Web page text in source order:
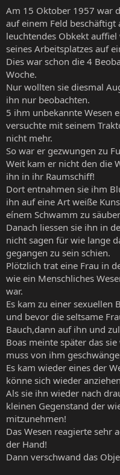
Sichtungen häuften
„Flap“ sprechen
auch von „Träumen“
begegnet sei, mit
befand.
Am 15 Oktober 1957 war
auf einem Feld
leuchtendes Obkekt
seines Arbeitsplatzes auf
Dies war schon die 4
Woche.
Nur wollten sie diesmal
ihn nur beobachten.
5 ihm unbekannte Wesen
versuchte mit seinem
nicht mehr.
So war er gezwungen zu
Weit kam er nicht den die
ihn in ihr Raumschiff!
Dort entnahmen sie ihm
ihn auf eine Art weiße
eínem Schwamm zu
Danach liessen sie ihn in
nicht sagen für wie lange
gegangen zu sein schien.
Plötzlich trat eine Frau in
wie ein Menschliches
war.
Es kam zu einer sexuellen
und bevor die seltsame
Bauch,dann auf ihn und
Boas meinte später das
muss von ihm
Es kam wieder eines der
könne sich wieder
Als sie ihn wieder nach
kleinen Gegenstand der
mitzunehmen!
Das Wesen reagierte sehr
der Hand!
Dann verschwand das